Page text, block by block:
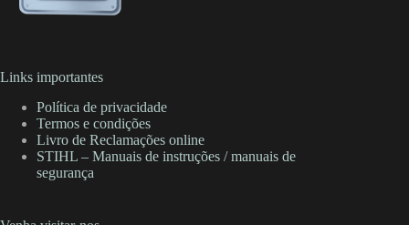
Links importantes
Política de privacidade
Termos e condições
Livro de Reclamações online
STIHL – Manuais de instruções / manuais de
segurança